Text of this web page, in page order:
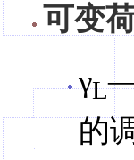
可变
γL
的